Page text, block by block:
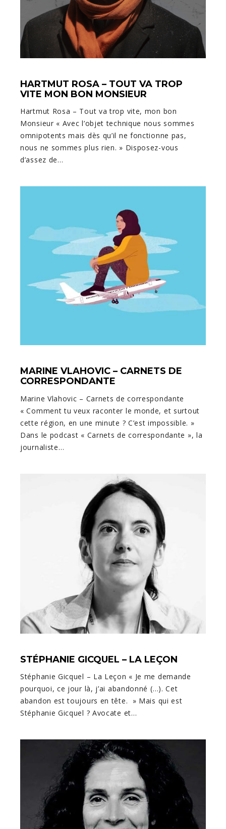
HARTMUT ROSA – TOUT VA TROP
VITE MON BON MONSIEUR
Hartmut Rosa – Tout va trop vite, mon bon
Monsieur « Avec l’objet technique nous sommes
omnipotents mais dès qu’il ne fonctionne pas,
nous ne sommes plus rien. » Disposez-vous
d’assez de…
MARINE VLAHOVIC – CARNETS DE
CORRESPONDANTE
Marine Vlahovic – Carnets de correspondante
« Comment tu veux raconter le monde, et surtout
cette région, en une minute ? C’est impossible. »
Dans le podcast « Carnets de correspondante », la
journaliste…
STÉPHANIE GICQUEL – LA LEÇON
Stéphanie Gicquel – La Leçon « Je me demande
pourquoi, ce jour là, j’ai abandonné (…). Cet
abandon est toujours en tête. » Mais qui est
Stéphanie Gicquel ? Avocate et…